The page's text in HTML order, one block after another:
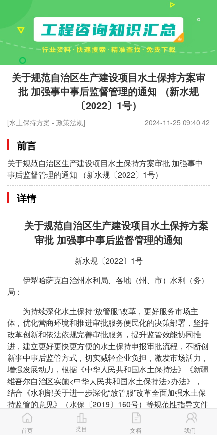
关于规范自治区生产建设项目水土保持方案审
批 加强事中事后监督管理的通知 （新水规
〔2022〕1号）
[水土保持方案 - 政策法规] 2024-11-25 09:40:42
前言
关于规范自治区生产建设项目水土保持方案审批 加强事中
事后监督管理的通知 （新水规〔2022〕1号）
详情
关于规范自治区生产建设项目水土保持方案
审批 加强事中事后监督管理的通知
新水规〔2022〕1号
伊犁哈萨克自治州水利局、各地（州、市）水利（务）
局：
为持续深化水土保持“放管服”改革，更好服务市场主
体，优化营商环境和推进审批服务便民化的决策部署，坚持
改革创新和依法依规完善审批服务，提升监管效能协同推
进，建立更好更快更方便的水土保持申报审批流程，不断创
新事中事后监管方式，切实减轻企业负担，激发市场活力，
增强发展动力，根据《中华人民共和国水土保持法》《新疆
维吾尔自治区实施<中华人民共和国水土保持法>办法》，
结合《水利部关于进一步深化“放管服”改革全面加强水土保
持监管的意见》（水保〔2019〕160号）等规范性指导文件
要求，现就进一步规范自治区生产建设项目水土保持方案审
批，加强事中事后监督管理通知如下：
首页 类目 文档 我们